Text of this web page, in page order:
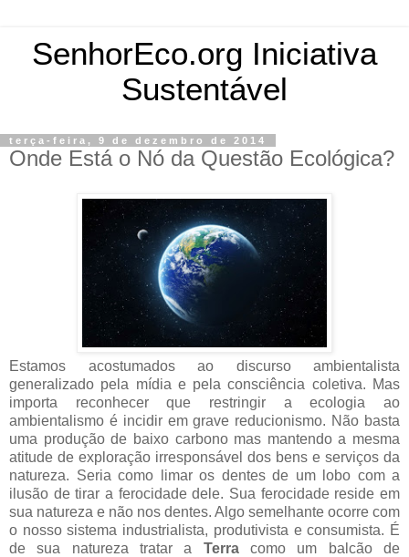
SenhorEco.org Iniciativa
Sustentável
terça-feira, 9 de dezembro de 2014
Onde Está o Nó da Questão Ecológica?
Estamos acostumados ao discurso ambientalista
generalizado pela mídia e pela consciência coletiva. Mas
importa reconhecer que restringir a ecologia ao
ambientalismo é incidir em grave reducionismo. Não basta
uma produção de baixo carbono mas mantendo a mesma
atitude de exploração irresponsável dos bens e serviços da
natureza. Seria como limar os dentes de um lobo com a
ilusão de tirar a ferocidade dele. Sua ferocidade reside em
sua natureza e não nos dentes. Algo semelhante ocorre com
o nosso sistema industrialista, produtivista e consumista. É
de sua natureza tratar a Terracomo um balcão de